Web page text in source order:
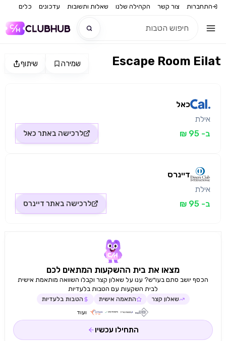
התחברות צור קשר הקהילה שלנו שאלות ותשובות עדכונים כלים
חדש שיתוף שמירה Escape Room Eilat
כאל
אילת
ב- 95 ₪
לרכישה באתר כאל
דיינרס
אילת
ב- 95 ₪
לרכישה באתר דיינרס
מצאו את בית ההשקעות המתאים לכם
הכסף יושב סתם בעו״ש? ענו על שאלון קצר וקבלו השוואה מותאמת אישית
לבית השקעות עם הטבות בלעדיות
שאלון קצר התאמה אישית הטבות בלעדיות
ועוד
התחילו עכשיו